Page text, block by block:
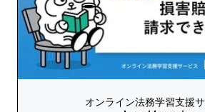
オンライン法務学習支援